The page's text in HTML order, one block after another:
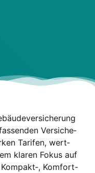
Ver­si­che­
Tari­fen, wert­
kla­ren Fokus auf
Kom­fort-